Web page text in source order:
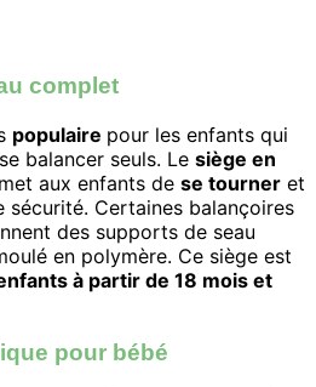
complet
populaire pour les enfants qui
balancer seuls. Le siège en
aux enfants de se tourner et
sécurité. Certaines balançoires
des supports de seau
en polymère. Ce siège est
à partir de 18 mois et
pour bébé